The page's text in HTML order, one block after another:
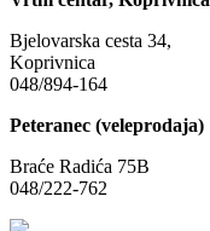
Bjelovarska cesta 34,
Koprivnica
048/894-164
Peteranec (veleprodaja)
Braće Radića 75B
048/222-762